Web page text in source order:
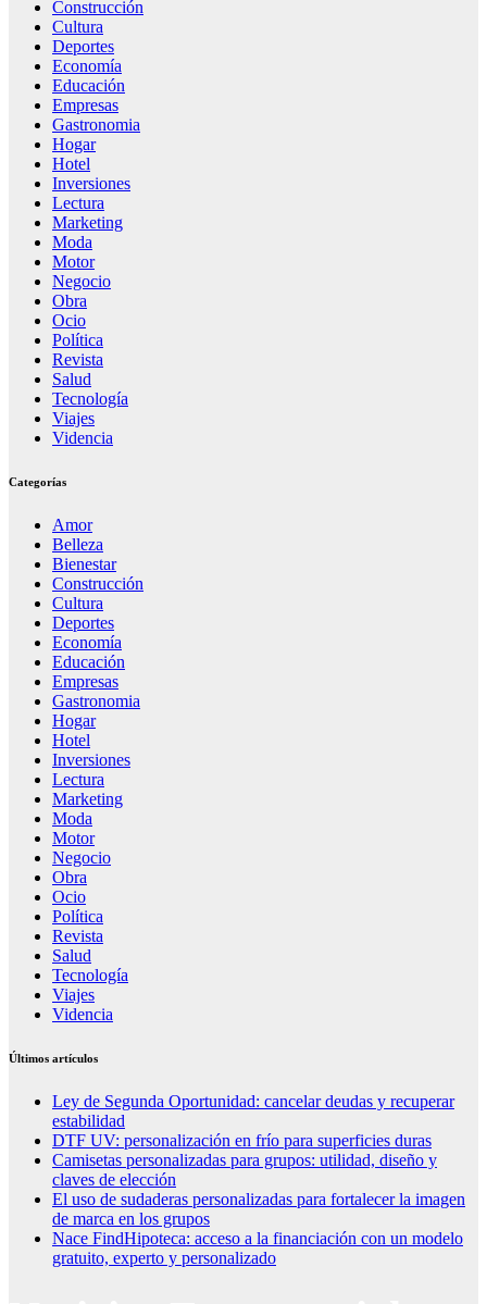
Construcción
Cultura
Deportes
Economía
Educación
Empresas
Gastronomia
Hogar
Hotel
Inversiones
Lectura
Marketing
Moda
Motor
Negocio
Obra
Ocio
Política
Revista
Salud
Tecnología
Viajes
Videncia
Categorías
Amor
Belleza
Bienestar
Construcción
Cultura
Deportes
Economía
Educación
Empresas
Gastronomia
Hogar
Hotel
Inversiones
Lectura
Marketing
Moda
Motor
Negocio
Obra
Ocio
Política
Revista
Salud
Tecnología
Viajes
Videncia
Últimos artículos
Ley de Segunda Oportunidad: cancelar deudas y recuperar
estabilidad
DTF UV: personalización en frío para superficies duras
Camisetas personalizadas para grupos: utilidad, diseño y
claves de elección
El uso de sudaderas personalizadas para fortalecer la imagen
de marca en los grupos
Nace FindHipoteca: acceso a la financiación con un modelo
gratuito, experto y personalizado